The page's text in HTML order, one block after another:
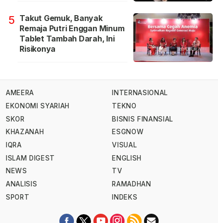
5 Takut Gemuk, Banyak
Remaja Putri Enggan Minum
Tablet Tambah Darah, Ini
Risikonya
AMEERA
EKONOMI SYARIAH
SKOR
KHAZANAH
IQRA
ISLAM DIGEST
NEWS
ANALISIS
SPORT
INTERNASIONAL
TEKNO
BISNIS FINANSIAL
ESGNOW
VISUAL
ENGLISH
TV
RAMADHAN
INDEKS